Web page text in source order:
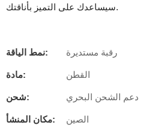
سيساعدك على التميز بأناقتك.
نمط الياقة: رقبة مستديرة
مادة: القطن
شحن: دعم الشحن البحري
مكان المنشأ: الصين